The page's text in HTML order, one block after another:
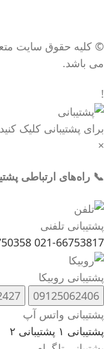
© کلیه حقوق سایت
می باشد.
!
برای پشتیبانی کلیک کنید
×
📞 راه‌های ارتباطی
پشتیبانی تلفنی
021-66753817
پشتیبانی روبیکا
09125062406
پشتیبانی واتس آپ
پشتیبانی ۱
پشتیبانی ۲